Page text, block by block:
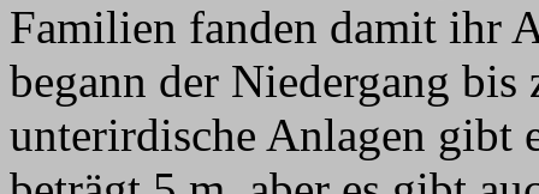
Familien fanden damit ihr
begann der Niedergang
unterirdische Anlagen gibt